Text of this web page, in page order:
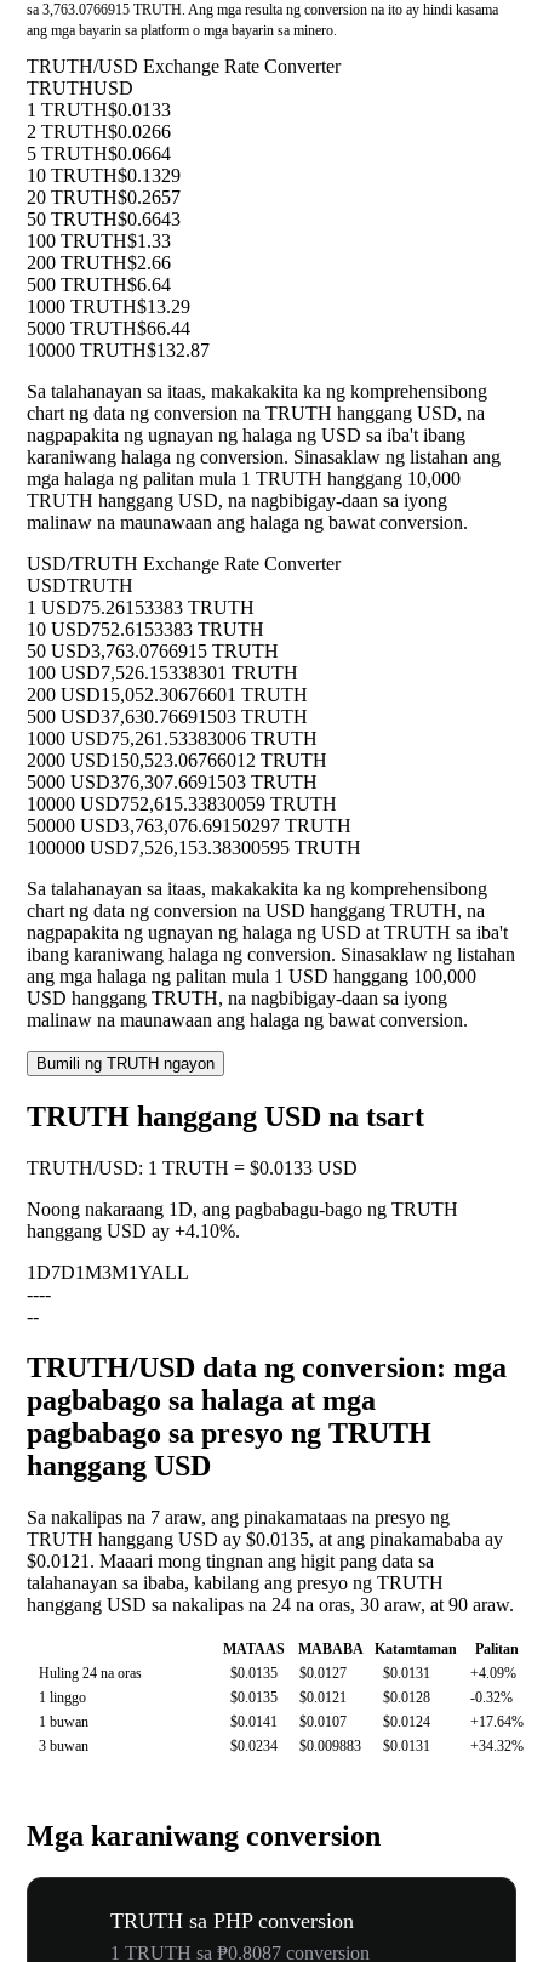
sa 3,763.0766915 TRUTH. Ang mga resulta ng conversion na ito ay hindi kasama
ang mga bayarin sa platform o mga bayarin sa minero.
TRUTH/USD Exchange Rate Converter
TRUTHUSD
1 TRUTH$0.0133
2 TRUTH$0.0266
5 TRUTH$0.0664
10 TRUTH$0.1329
20 TRUTH$0.2657
50 TRUTH$0.6643
100 TRUTH$1.33
200 TRUTH$2.66
500 TRUTH$6.64
1000 TRUTH$13.29
5000 TRUTH$66.44
10000 TRUTH$132.87
Sa talahanayan sa itaas, makakakita ka ng komprehensibong
chart ng data ng conversion na TRUTH hanggang USD, na
nagpapakita ng ugnayan ng halaga ng USD sa iba't ibang
karaniwang halaga ng conversion. Sinasaklaw ng listahan ang
mga halaga ng palitan mula 1 TRUTH hanggang 10,000
TRUTH hanggang USD, na nagbibigay-daan sa iyong
malinaw na maunawaan ang halaga ng bawat conversion.
USD/TRUTH Exchange Rate Converter
USDTRUTH
1 USD75.26153383 TRUTH
10 USD752.6153383 TRUTH
50 USD3,763.0766915 TRUTH
100 USD7,526.15338301 TRUTH
200 USD15,052.30676601 TRUTH
500 USD37,630.76691503 TRUTH
1000 USD75,261.53383006 TRUTH
2000 USD150,523.06766012 TRUTH
5000 USD376,307.6691503 TRUTH
10000 USD752,615.33830059 TRUTH
50000 USD3,763,076.69150297 TRUTH
100000 USD7,526,153.38300595 TRUTH
Sa talahanayan sa itaas, makakakita ka ng komprehensibong
chart ng data ng conversion na USD hanggang TRUTH, na
nagpapakita ng ugnayan ng halaga ng USD at TRUTH sa iba't
ibang karaniwang halaga ng conversion. Sinasaklaw ng listahan
ang mga halaga ng palitan mula 1 USD hanggang 100,000
USD hanggang TRUTH, na nagbibigay-daan sa iyong
malinaw na maunawaan ang halaga ng bawat conversion.
Bumili ng TRUTH ngayon
TRUTH hanggang USD na tsart
TRUTH/USD: 1 TRUTH = $0.0133 USD
Noong nakaraang 1D, ang pagbabagu-bago ng TRUTH
hanggang USD ay +4.10%.
1D7D1M3M1YALL
----
--
TRUTH/USD data ng conversion: mga
pagbabago sa halaga at mga
pagbabago sa presyo ng TRUTH
hanggang USD
Sa nakalipas na 7 araw, ang pinakamataas na presyo ng
TRUTH hanggang USD ay $0.0135, at ang pinakamababa ay
$0.0121. Maaari mong tingnan ang higit pang data sa
talahanayan sa ibaba, kabilang ang presyo ng TRUTH
hanggang USD sa nakalipas na 24 na oras, 30 araw, at 90 araw.
MATAAS MABABA Katamtaman
Palitan
Huling 24 na oras
$0.0135 $0.0127 $0.0131
+4.09%
1 linggo
$0.0135 $0.0121 $0.0128
-0.32%
1 buwan
$0.0141 $0.0107 $0.0124
+17.64%
3 buwan
$0.0234 $0.009883 $0.0131 +34.32%
Mga karaniwang conversion
TRUTH sa PHP conversion
1 TRUTH sa ₱0.8087 conversion